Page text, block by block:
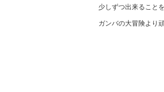
少しずつ出来ること
ガンバの大冒険より